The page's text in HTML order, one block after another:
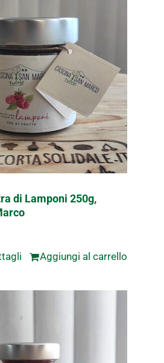
di Lamponi 250g,
Aggiungi al carrello